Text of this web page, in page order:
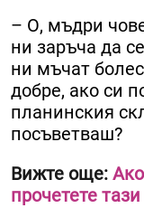
– О, мъдри
ни заръча да
ни мъчат
добре, ако си
планинския
посъветваш?
Вижте още:
прочетете